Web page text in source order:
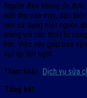
Nguồn điện không ổn
tuổi thọ của máy, đặc
nên sử dụng một nguồn
màng với các thiết bị
hàn. Việc này giúp bảo
sụt áp đột ngột.
Tham khảo: Dịch vụ sửa
Tổng kết